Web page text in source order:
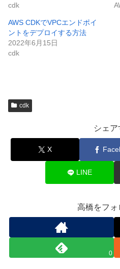
cdk
AWS CDKでVPCエンドポイ
ントをデプロイする方法
2022年6月15日
cdk
cdk
シェア
X
LINE
高橋をフォ
0